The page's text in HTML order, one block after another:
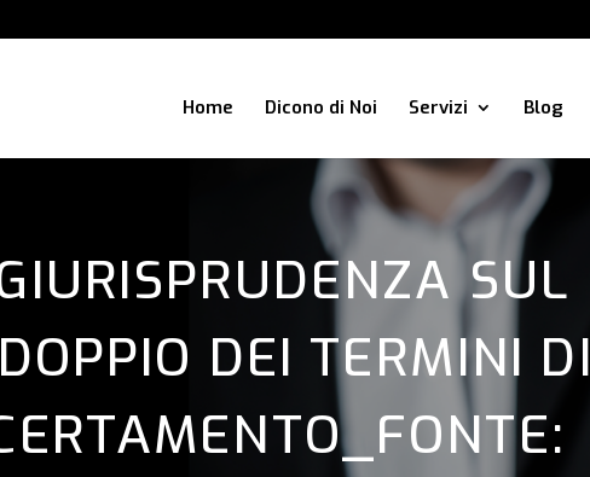
Home Dicono di Noi Servizi Blog
SUL
DEI TERMINI DI